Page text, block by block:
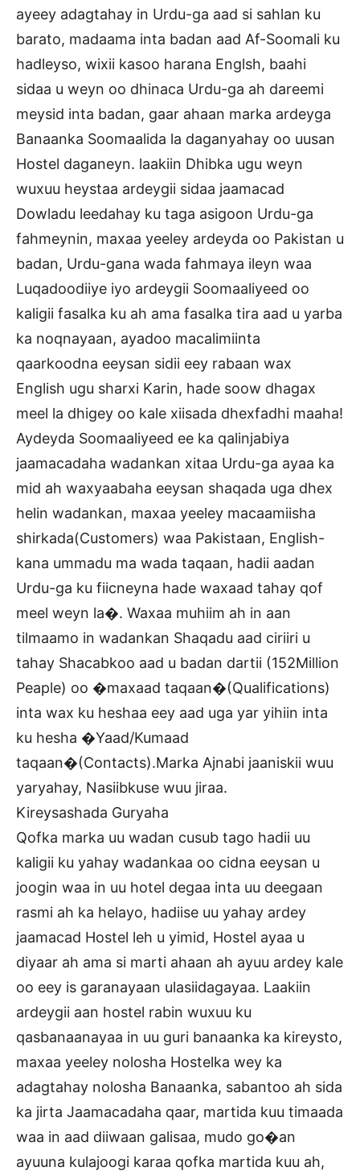
ayeey adagtahay in Urdu-ga aad si sahlan ku
barato, madaama inta badan aad Af-Soomali ku
hadleyso, wixii kasoo harana Englsh, baahi
sidaa u weyn oo dhinaca Urdu-ga ah dareemi
meysid inta badan, gaar ahaan marka ardeyga
Banaanka Soomaalida la daganyahay oo uusan
Hostel daganeyn. laakiin Dhibka ugu weyn
wuxuu heystaa ardeygii sidaa jaamacad
Dowladu leedahay ku taga asigoon Urdu-ga
fahmeynin, maxaa yeeley ardeyda oo Pakistan u
badan, Urdu-gana wada fahmaya ileyn waa
Luqadoodiiye iyo ardeygii Soomaaliyeed oo
kaligii fasalka ku ah ama fasalka tira aad u yarba
ka noqnayaan, ayadoo macalimiinta
qaarkoodna eeysan sidii eey rabaan wax
English ugu sharxi Karin, hade soow dhagax
meel la dhigey oo kale xiisada dhexfadhi maaha!
Aydeyda Soomaaliyeed ee ka qalinjabiya
jaamacadaha wadankan xitaa Urdu-ga ayaa ka
mid ah waxyaabaha eeysan shaqada uga dhex
helin wadankan, maxaa yeeley macaamiisha
shirkada(Customers) waa Pakistaan, English-
kana ummadu ma wada taqaan, hadii aadan
Urdu-ga ku fiicneyna hade waxaad tahay qof
meel weyn la�. Waxaa muhiim ah in aan
tilmaamo in wadankan Shaqadu aad ciriiri u
tahay Shacabkoo aad u badan dartii (152Million
Peaple) oo �maxaad taqaan�(Qualifications)
inta wax ku heshaa eey aad uga yar yihiin inta
ku hesha �Yaad/Kumaad
taqaan�(Contacts).Marka Ajnabi jaaniskii wuu
yaryahay, Nasiibkuse wuu jiraa.
Kireysashada Guryaha
Qofka marka uu wadan cusub tago hadii uu
kaligii ku yahay wadankaa oo cidna eeysan u
joogin waa in uu hotel degaa inta uu deegaan
rasmi ah ka helayo, hadiise uu yahay ardey
jaamacad Hostel leh u yimid, Hostel ayaa u
diyaar ah ama si marti ahaan ah ayuu ardey kale
oo eey is garanayaan ulasiidagayaa. Laakiin
ardeygii aan hostel rabin wuxuu ku
qasbanaanayaa in uu guri banaanka ka kireysto,
maxaa yeeley nolosha Hostelka wey ka
adagtahay nolosha Banaanka, sabantoo ah sida
ka jirta Jaamacadaha qaar, martida kuu timaada
waa in aad diiwaan galisaa, mudo go�an
ayuuna kulajoogi karaa qofka martida kuu ah,